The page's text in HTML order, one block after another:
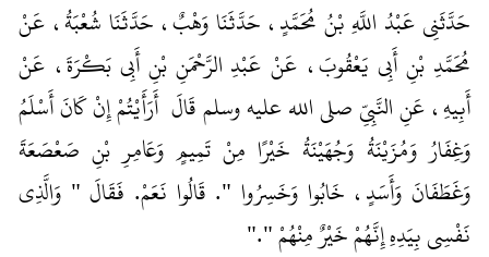
حَدَّثَنِي عَبْدُ اللَّهِ بْنُ مُحَمَّدٍ، حَدَّثَنَا وَهْبٌ، حَدَّثَنَا شُعْبَةُ، عَنْ
مُحَمَّدِ بْنِ أَبِي يَعْقُوبَ، عَنْ عَبْدِ الرَّحْمَنِ بْنِ أَبِي بَكْرَةَ، عَنْ
أَبِيهِ، عَنِ النَّبِيِّ صلى الله عليه وسلم قَالَ ‏‏ أَرَأَيْتُمْ إِنْ كَانَ أَسْلَمُ
وَغِفَارُ وَمُزَيْنَةُ وَجُهَيْنَةُ خَيْرًا مِنْ تَمِيمٍ وَعَامِرِ بْنِ صَعْصَعَةَ
وَغَطَفَانَ وَأَسَدٍ، خَابُوا وَخَسِرُوا ‏"‏‏.‏ قَالُوا نَعَمْ‏.‏ فَقَالَ ‏"‏ وَالَّذِي
نَفْسِي بِيَدِهِ إِنَّهُمْ خَيْرٌ مِنْهُمْ ‏"‏‏.‏"